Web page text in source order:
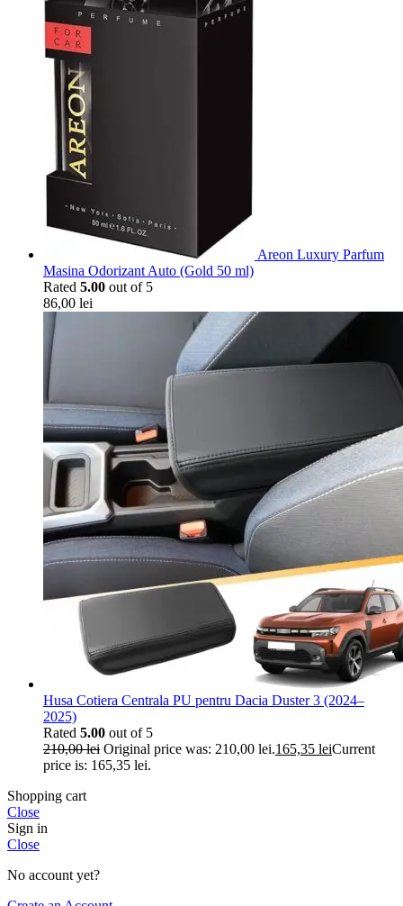
Areon Luxury Parfum
Masina Odorizant Auto (Gold 50 ml)
Rated 5.00 out of 5
86,00 lei
Husa Cotiera Centrala PU pentru Dacia Duster 3 (2024–
2025)
Rated 5.00 out of 5
210,00lei Original price was: 210,00 lei.165,35 leiCurrent
price is: 165,35 lei.
Shopping cart
Close
Sign in
Close
No account yet?